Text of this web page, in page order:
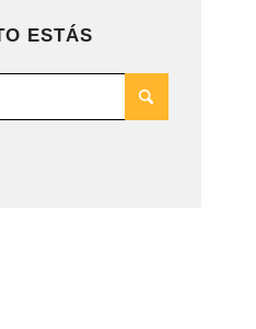
ESTÁS